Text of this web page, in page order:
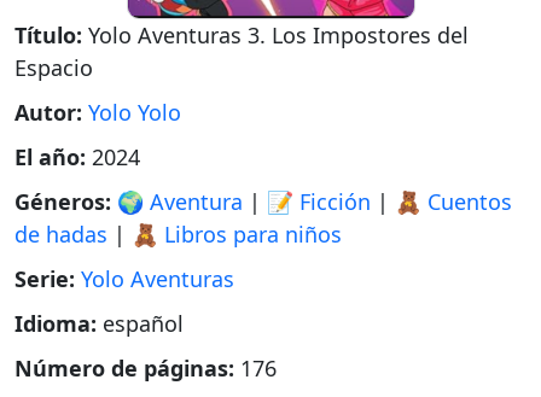
Título: Yolo Aventuras 3. Los Impostores del
Espacio
Autor: Yolo Yolo
El año: 2024
Géneros: 🌍 Aventura | 📝 Ficción | 🧸 Cuentos
de hadas | 🧸 Libros para niños
Serie: Yolo Aventuras
Idioma: español
Número de páginas: 176